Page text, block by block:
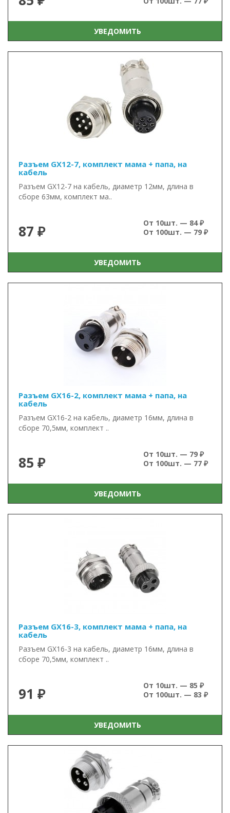
УВЕДОМИТЬ
Разъем GX12-7, комплект мама + папа, на
кабель
Разъем GX12-7 на кабель, диаметр 12мм, длина в
сборе 63мм, комплект ма..
87 ₽
От 10шт. — 84 ₽
От 100шт. — 79 ₽
УВЕДОМИТЬ
Разъем GX16-2, комплект мама + папа, на
кабель
Разъем GX16-2 на кабель, диаметр 16мм, длина в
сборе 70,5мм, комплект ..
85 ₽
От 10шт. — 79 ₽
От 100шт. — 77 ₽
УВЕДОМИТЬ
Разъем GX16-3, комплект мама + папа, на
кабель
Разъем GX16-3 на кабель, диаметр 16мм, длина в
сборе 70,5мм, комплект ..
91 ₽
От 10шт. — 85 ₽
От 100шт. — 83 ₽
УВЕДОМИТЬ